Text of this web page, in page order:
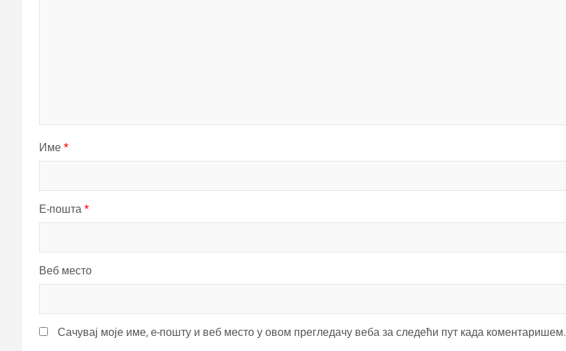
Име *
Е-пошта *
Веб место
Сачувај моје име, е-пошту и веб место у овом прегледачу веба за следећи пут када коментаришем.